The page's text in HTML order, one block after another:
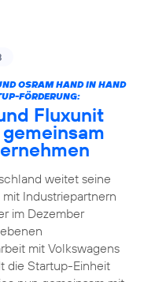
OSRAM HAND IN HAND
FÖRDERUNG:
Fluxunit
weitet seine
Industriepartnern
im Dezember
mit Volkswagens
die Startup-Einheit